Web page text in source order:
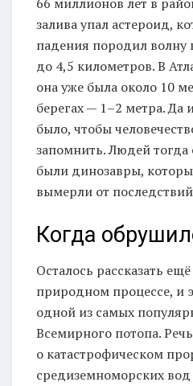
залива упал астероид,
падения породил волну
до 4,5 километров. В
она уже была около 10
берегах — 1–2 метра. Да
было, чтобы
запомнить. Людей тогда
были динозавры,
вымерли от
Когда
Осталось рассказать
природном процессе, и
одной из самых
Всемирного потопа.
о катастрофическом
средиземноморских вод